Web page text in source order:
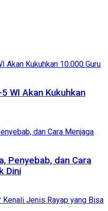
WI Akan Kukuhkan
Penyebab, dan Cara
Dini